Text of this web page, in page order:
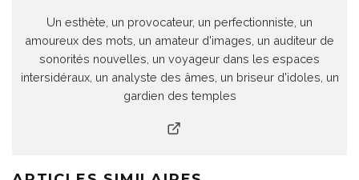
Un esthète, un provocateur, un perfectionniste, un
amoureux des mots, un amateur d'images, un auditeur de
sonorités nouvelles, un voyageur dans les espaces
intersidéraux, un analyste des âmes, un briseur d'idoles, un
gardien des temples